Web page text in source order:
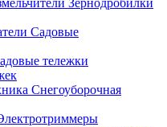
Зернодробилки
Садовые
тележки
Снегоуборочная